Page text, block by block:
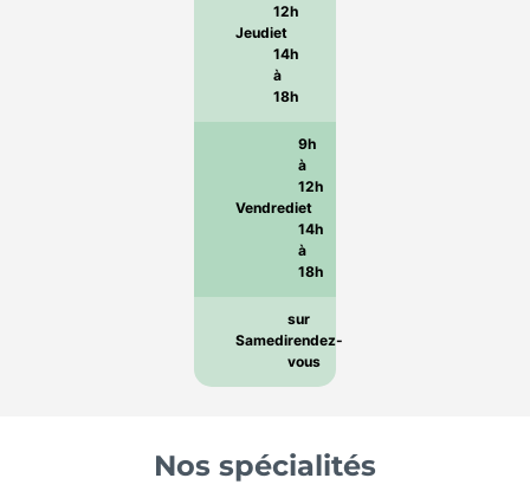
Jeudi
12h
et
14h
à
18h
Vendredi
9h
à
12h
et
14h
à
18h
Samedi
sur
rendez-
vous
Nos spécialités